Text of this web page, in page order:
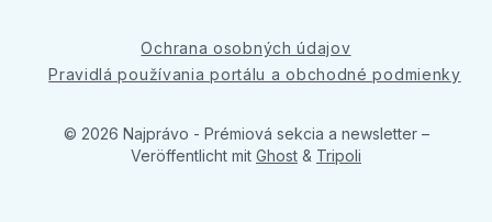
Ochrana osobných údajov
Pravidlá používania portálu a obchodné podmienky
© 2026 Najprávo - Prémiová sekcia a newsletter –
Veröffentlicht mit Ghost & Tripoli